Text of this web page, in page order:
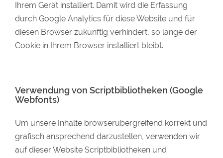
Ihrem Gerät installiert. Damit wird die Erfassung
durch Google Analytics für diese Website und für
diesen Browser zukünftig verhindert, so lange der
Cookie in Ihrem Browser installiert bleibt.
Verwendung von Scriptbibliotheken (Google
Webfonts)
Um unsere Inhalte browserübergreifend korrekt und
grafisch ansprechend darzustellen, verwenden wir
auf dieser Website Scriptbibliotheken und